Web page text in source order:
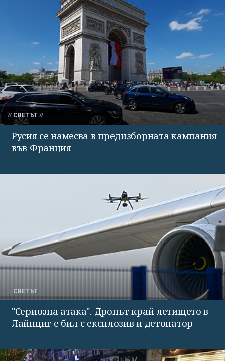
СВЕТЪТ
Русия се намесва в предизборната кампания
във Франция
СВЕТЪТ
"Сериозна атака". Дронът край летището в
Лайпциг е бил с експлозив и детонатор